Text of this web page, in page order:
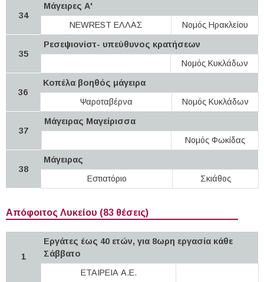
34
Μάγειρες Α'
NEWREST ΕΛΛΑΣ
Νομός Ηρακλείου
35
Ρεσεψιονίστ- υπεύθυνος κρατήσεων
Νομός Κυκλάδων
36
Κοπέλα βοηθός μάγειρα
Ψαροταβέρνα
Νομός Κυκλάδων
37
Μάγειρας Μαγείρισσα
Νομός Φωκίδας
38
Μάγειρας
Εστιατόριο
Σκιάθος
Απόφοιτος Λυκείου (83 θέσεις)
1
Εργάτες έως 40 ετών, για 8ωρη εργασία κάθε
Σάββατο
ΕΤΑΙΡΕΙΑ Α.Ε.